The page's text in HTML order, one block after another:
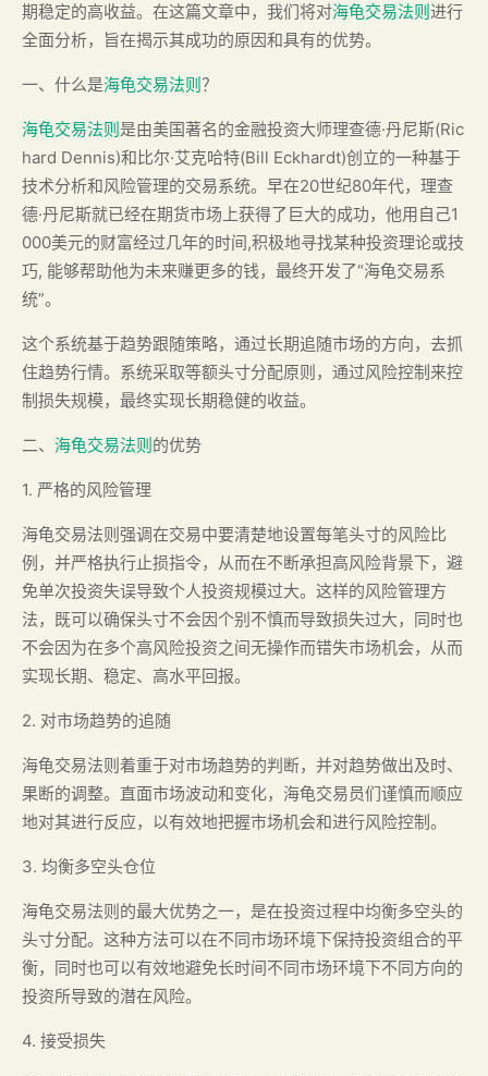
期稳定的高收益。在这篇文章中，我们将对海龟交易法则进行
全面分析，旨在揭示其成功的原因和具有的优势。
一、什么是海龟交易法则？
海龟交易法则是由美国著名的金融投资大师理查德·丹尼斯(Ric
hard Dennis)和比尔·艾克哈特(Bill Eckhardt)创立的一种基于
技术分析和风险管理的交易系统。早在20世纪80年代，理查
德·丹尼斯就已经在期货市场上获得了巨大的成功，他用自己1
000美元的财富经过几年的时间,积极地寻找某种投资理论或技
巧, 能够帮助他为未来赚更多的钱，最终开发了“海龟交易系
统”。
这个系统基于趋势跟随策略，通过长期追随市场的方向，去抓
住趋势行情。系统采取等额头寸分配原则，通过风险控制来控
制损失规模，最终实现长期稳健的收益。
二、 海龟交易法则的优势
1. 严格的风险管理
海龟交易法则强调在交易中要清楚地设置每笔头寸的风险比
例，并严格执行止损指令，从而在不断承担高风险背景下，避
免单次投资失误导致个人投资规模过大。这样的风险管理方
法，既可以确保头寸不会因个别不慎而导致损失过大，同时也
不会因为在多个高风险投资之间无操作而错失市场机会，从而
实现长期、稳定、高水平回报。
2. 对市场趋势的追随
海龟交易法则着重于对市场趋势的判断，并对趋势做出及时、
果断的调整。直面市场波动和变化，海龟交易员们谨慎而顺应
地对其进行反应，以有效地把握市场机会和进行风险控制。
3. 均衡多空头仓位
海龟交易法则的最大优势之一，是在投资过程中均衡多空头的
头寸分配。这种方法可以在不同市场环境下保持投资组合的平
衡，同时也可以有效地避免长时间不同市场环境下不同方向的
投资所导致的潜在风险。
4. 接受损失